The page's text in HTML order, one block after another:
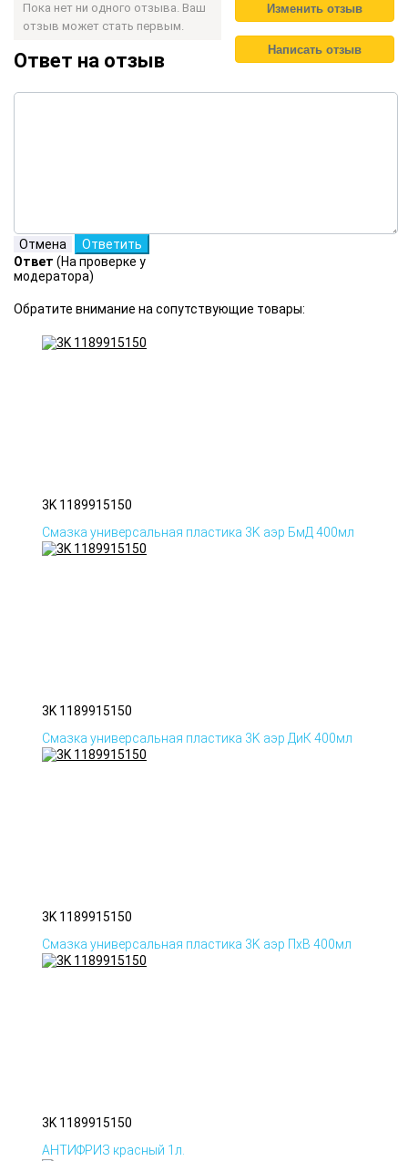
Пока нет ни одного отзыва. Ваш
отзыв может стать первым.
Ответ на отзыв
Ответ (На проверке у
модератора)
Обратите внимание на сопутствующие товары:
3K 1189915150
Смазка универсальная пластика 3K аэр БмД 400мл
3K 1189915150
Смазка универсальная пластика 3K аэр ДиК 400мл
3K 1189915150
Смазка универсальная пластика 3K аэр ПхВ 400мл
3K 1189915150
АНТИФРИЗ красный 1л.